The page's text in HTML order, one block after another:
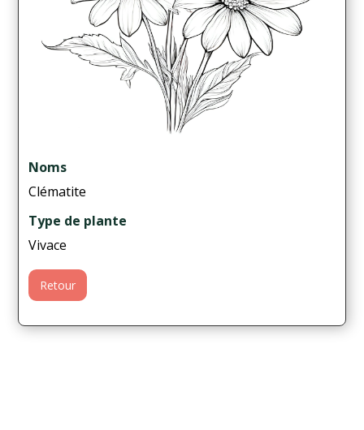
Noms
Clématite
Type de plante
Vivace
Retour